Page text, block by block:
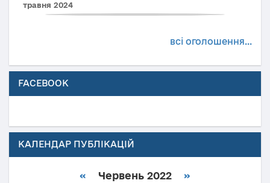
травня 2024
всі оголошення...
FACEBOOK
КАЛЕНДАР ПУБЛІКАЦІЙ
« Червень 2022 »